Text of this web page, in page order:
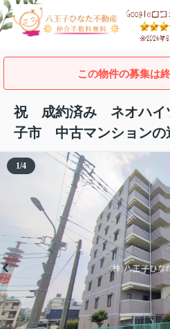
この物件の募集は
祝 成約済み ネオハイ
子市 中古マンションの
1/4